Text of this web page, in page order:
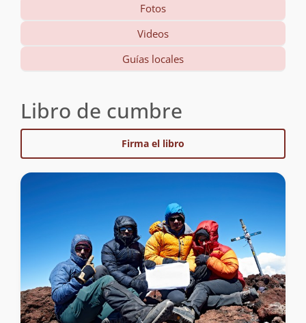
Fotos
Videos
Guías locales
Libro de cumbre
Firma el libro